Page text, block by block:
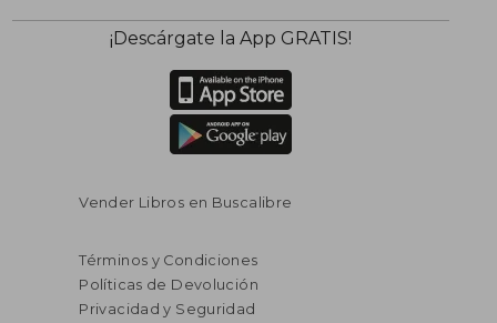
¡Descárgate la App GRATIS!
Vender Libros en Buscalibre
Términos y Condiciones
Políticas de Devolución
Privacidad y Seguridad